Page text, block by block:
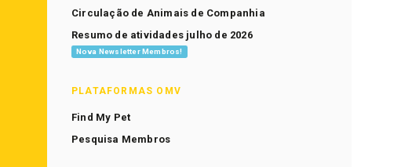
Circulação de Animais de Companhia
Resumo de atividades julho de 2026
Nova Newsletter Membros!
PLATAFORMAS OMV
Find My Pet
Pesquisa Membros